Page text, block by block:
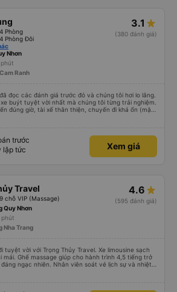
Phòng
Phòng Đôi
3.1
(380 đánh giá)
Nhơn
Ranh
đọc các đánh giá trước đó và chúng tôi hơi lo lắng.
buýt tuyệt vời nhất mà chúng tôi từng trải nghiệm.
đúng giờ, tài xế thân thiện, chuyến đi khá ổn (mặc
là đặc trưng của Việt Nam ^^), và chỗ ngồi thoải
trước
lập tức
Xem giá
Travel
chỗ VIP (Massage)
4.6
(595 đánh giá)
Quy Nhơn
phút
Nha Trang
tuyệt vời với Trọng Thủy Travel. Xe limousine sạch
mái. Ghế massage giúp cho hành trình 4,5 tiếng trở
ngạc nhiên. Nhân viên soát vé lịch sự và nhiệt
nghiệp, mọi thứ đều được tổ chức tốt. Các